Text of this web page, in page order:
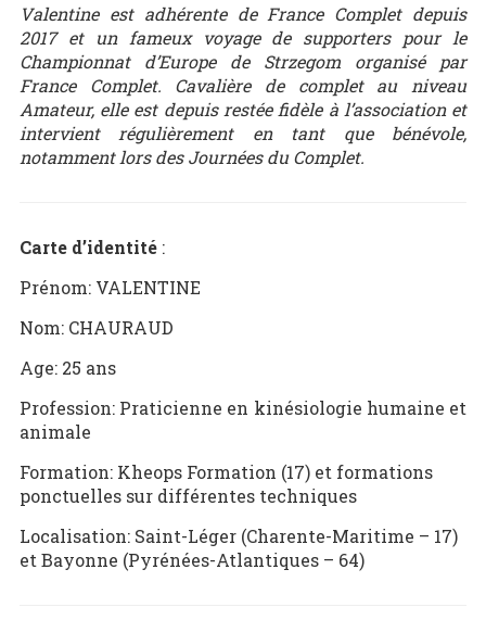
Valentine est adhérente de France Complet depuis
2017 et un fameux voyage de supporters pour le
Championnat d’Europe de Strzegom organisé par
France Complet. Cavalière de complet au niveau
Amateur, elle est depuis restée fidèle à l’association et
intervient régulièrement en tant que bénévole,
notamment lors des Journées du Complet.
Carte d’identité:
Prénom: VALENTINE
Nom: CHAURAUD
Age: 25 ans
Profession: Praticienne en kinésiologie humaine et
animale
Formation: Kheops Formation (17) et formations
ponctuelles sur différentes techniques
Localisation: Saint-Léger (Charente-Maritime – 17)
et Bayonne (Pyrénées-Atlantiques – 64)